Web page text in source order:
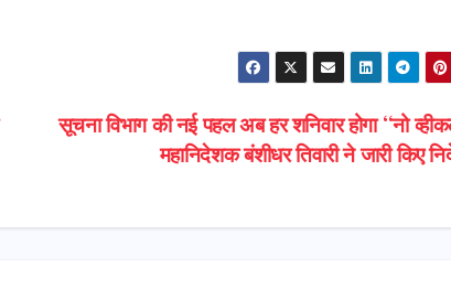
सूचना विभाग की नई पहल अब हर शनिवार होगा “नो
महानिदेशक बंशीधर तिवारी ने जारी किए